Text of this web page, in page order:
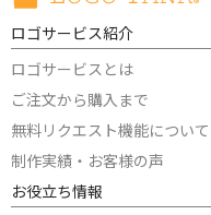
ロゴサービス紹介
ロゴサービスとは
ご注文から購入まで
無料リクエスト機能について
制作実績・お客様の声
お役立ち情報